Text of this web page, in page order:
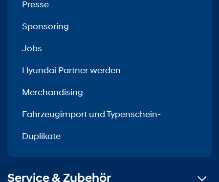
Presse
Sponsoring
Jobs
Hyundai Partner werden
Merchandising
Fahrzeugimport und Typenschein-
Duplikate
Service & Zubehör